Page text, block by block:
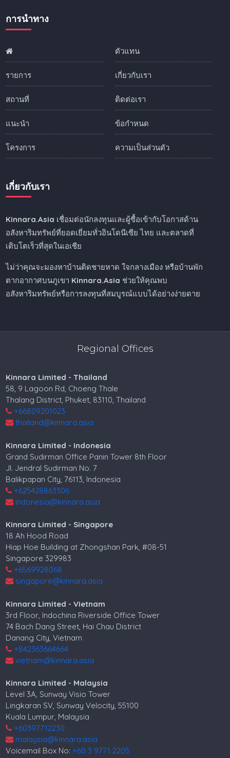
การนำทาง
รายการ
สถานที่
แนะนำ
โครงการ
ตัวแทน
เกี่ยวกับเรา
ติดต่อเรา
ข้อกำหนด
ความเป็นส่วนตัว
เกี่ยวกับเรา
Kinnara.Asia เชื่อมต่อนักลงทุนและผู้ซื้อเข้ากับโอกาสด้าน
อสังหาริมทรัพย์ที่ยอดเยี่ยมทั่วอินโดนีเซีย ไทย และตลาดที่
เติบโตเร็วที่สุดในเอเชีย
ไม่ว่าคุณจะมองหาบ้านติดชายหาด ใจกลางเมือง หรือบ้านพัก
ตากอากาศบนภูเขา Kinnara.Asia ช่วยให้คุณพบ
อสังหาริมทรัพย์หรือการลงทุนที่สมบูรณ์แบบได้อย่างง่ายดาย
Regional Offices
Kinnara Limited - Thailand
58, 9 Lagoon Rd, Choeng Thale
Thalang District, Phuket, 83110, Thailand
+66809201023
thailand@kinnara.asia
Kinnara Limited - Indonesia
Grand Sudirman Office Panin Tower 8th Floor
Jl. Jendral Sudirman No. 7
Balikpapan City, 76113, Indonesia
+625428863306
indonesia@kinnara.asia
Kinnara Limited - Singapore
18 Ah Hood Road
Hiap Hoe Building at Zhongshan Park, #08-51
Singapore 329983
+6569928068
singapore@kinnara.asia
Kinnara Limited - Vietnam
3rd Floor, Indochina Riverside Office Tower
74 Bach Dang Street, Hai Chau District
Danang City, Vietnam
+842363664664
vietnam@kinnara.asia
Kinnara Limited - Malaysia
Level 3A, Sunway Visio Tower
Lingkaran SV, Sunway Velocity, 55100
Kuala Lumpur, Malaysia
+60397712230
malaysia@kinnara.asia
Voicemail Box No:+60 3 9771 2205